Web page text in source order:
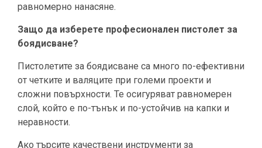
равномерно нанасяне.
Защо да изберете професионален пистолет за
боядисване?
Пистолетите за боядисване са много по-ефективни
от четките и валяците при големи проекти и
сложни повърхности. Те осигуряват равномерен
слой, който е по-тънък и по-устойчив на капки и
неравности.
Ако търсите качествени инструменти за